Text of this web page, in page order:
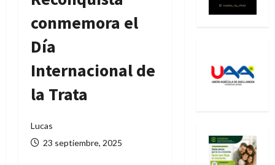
conmemora el
Día
Internacional de
la Trata
Lucas
23 septiembre, 2025